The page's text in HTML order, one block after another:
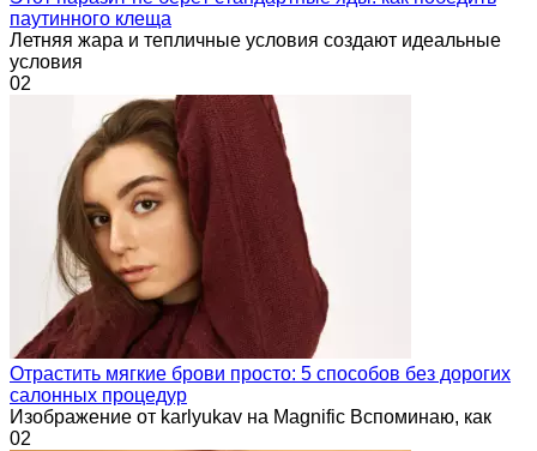
паутинного клеща
Летняя жара и тепличные условия создают идеальные
условия
02
Отрастить мягкие брови просто: 5 способов без дорогих
салонных процедур
Изображение от karlyukav на Magnific Вспоминаю, как
02